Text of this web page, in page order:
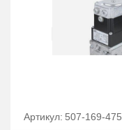
Артикул: 507-169-475